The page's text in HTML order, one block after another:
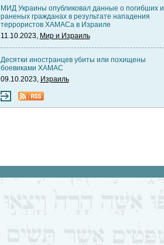
МИД Украины опубликовал данные о погибших и
раненых гражданах в результате нападения
террористов ХАМАСа в Израиле
11.10.2023, Мир и Израиль
Десятки иностранцев убиты или похищены
боевиками ХАМАС
09.10.2023, Израиль